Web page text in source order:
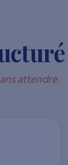
attendre.